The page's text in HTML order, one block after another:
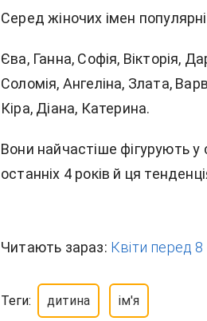
Серед жіночих імен
Єва, Ганна, Софія, Вікторія,
Соломія, Ангеліна, Злата,
Кіра, Діана, Катерина.
Вони найчастіше фігурують
останніх 4 років й ця
Читають зараз: Квіти перед 8
Теги: дитина ім'я